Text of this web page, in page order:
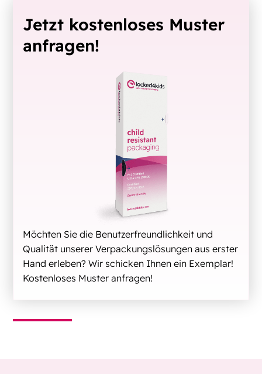
Jetzt kostenloses Muster
anfragen!
Möchten Sie die Benutzerfreundlichkeit und
Qualität unserer Verpackungslösungen aus erster
Hand erleben? Wir schicken Ihnen ein Exemplar!
Kostenloses Muster anfragen!